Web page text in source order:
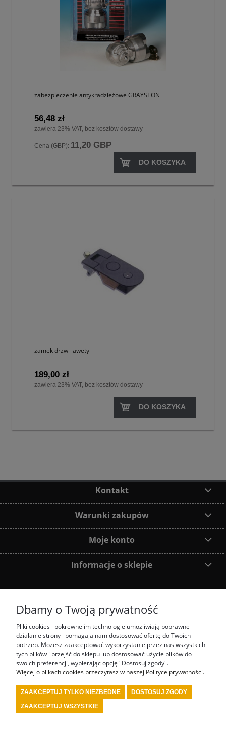
zabezpieczenie antykradzieżowe GRAYSTON
56,48 zł
zawiera 23% VAT, bez kosztów dostawy
Cena (GBP): 11,20 GBP
DO KOSZYKA
zamek drzwi lawety
189,00 zł
zawiera 23% VAT, bez kosztów dostawy
DO KOSZYKA
Kontakt
Warunki zakupów
Moje konto
Informacje o sklepie
Dołącz do nas:
Najczęściej wyszukiwane produkty:
prezenty motorsport fotel biurowy OMP tanie akcesoria rajdowe red spec
wyposażenie rajdowe turn one przedstawiciel stilo przedstawiciel OMP
kombinezon kartingowy kombinezon OMP kask Stilo sklep rajdowy rally shop
system gaśniczy fia wyposażenie serwisu motorsport wyposażenie bezpieczeństwa
wyposażenie kierowcy rajdowego wyposażenie samochodu rajdowego
kask kartingowy kask fia skarpety fia
kombinezon fia kombinezon rajdowy
gadżety tanie akcesoria motorsport
Dbamy o Twoją prywatność
Pliki cookies i pokrewne im technologie umożliwiają poprawne
działanie strony i pomagają nam dostosować ofertę do Twoich
potrzeb. Możesz zaakceptować wykorzystanie przez nas wszystkich
tych plików i przejść do sklepu lub dostosować użycie plików do
swoich preferencji, wybierając opcję "Dostosuj zgody".
Więcej o plikach cookies przeczytasz w naszej Polityce prywatności.
ZAAKCEPTUJ TYLKO NIEZBĘDNE
DOSTOSUJ ZGODY
ZAAKCEPTUJ WSZYSTKIE